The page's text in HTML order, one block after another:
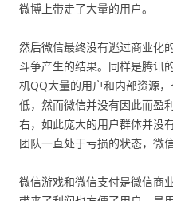
微博上带走了大量的用户。
然后微信最终没有逃过商业化
斗争产生的结果。同样是腾讯
机QQ大量的用户和内部资源
低，然而微信并没有因此而盈
右，如此庞大的用户群体并没
团队一直处于亏损的状态，微
微信游戏和微信支付是微信商